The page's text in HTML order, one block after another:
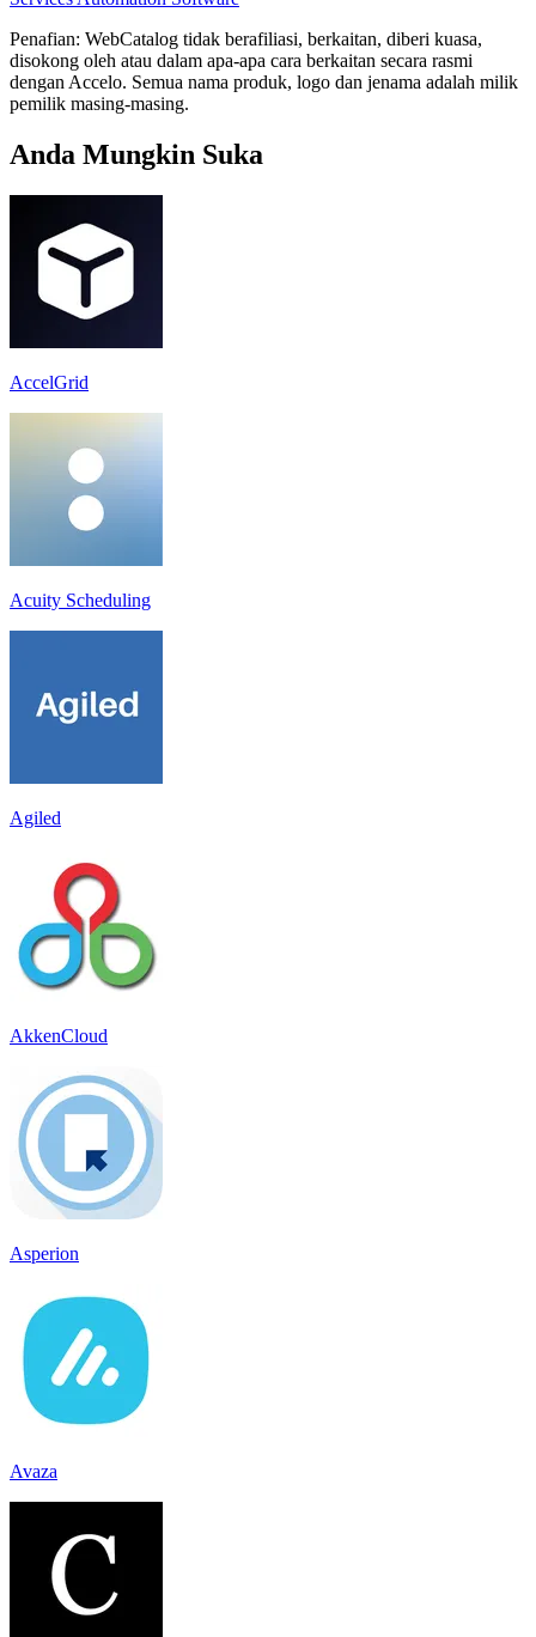
Penafian: WebCatalog tidak berafiliasi, berkaitan, diberi kuasa,
disokong oleh atau dalam apa-apa cara berkaitan secara rasmi
dengan Accelo. Semua nama produk, logo dan jenama adalah milik
pemilik masing-masing.
Anda Mungkin Suka
AccelGrid
Acuity Scheduling
Agiled
AkkenCloud
Asperion
Avaza